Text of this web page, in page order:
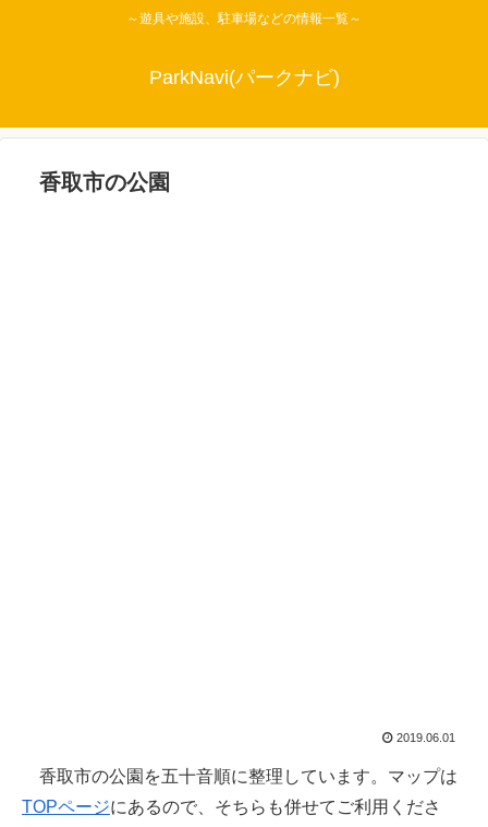
～遊具や施設、駐車場などの情報一覧～
ParkNavi(パークナビ)
香取市の公園
2019.06.01
香取市の公園を五十音順に整理しています。マップは
TOPページにあるので、そちらも併せてご利用くださ